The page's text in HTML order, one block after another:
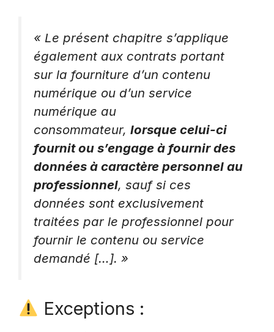
« Le présent chapitre s’applique
également aux contrats portant
sur la fourniture d’un contenu
numérique ou d’un service
numérique au
consommateur, lorsque celui-ci
fournit ou s’engage à fournir des
données à caractère personnel au
professionnel, sauf si ces
données sont exclusivement
traitées par le professionnel pour
fournir le contenu ou service
demandé […]. »
Exceptions :